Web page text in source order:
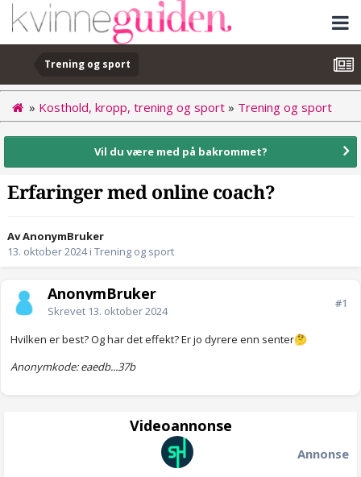
Trening og sport
» Kosthold, kropp, trening og sport » Trening og sport
Vil du være med på bakrommet?
Erfaringer med online coach?
Av AnonymBruker
13. oktober 2024i Trening og sport
AnonymBruker
Skrevet 13. oktober 2024
#1
Hvilken er best? Og har det effekt? Er jo dyrere enn senter🤔
Anonymkode: eaedb...37b
Videoannonse
Annonse